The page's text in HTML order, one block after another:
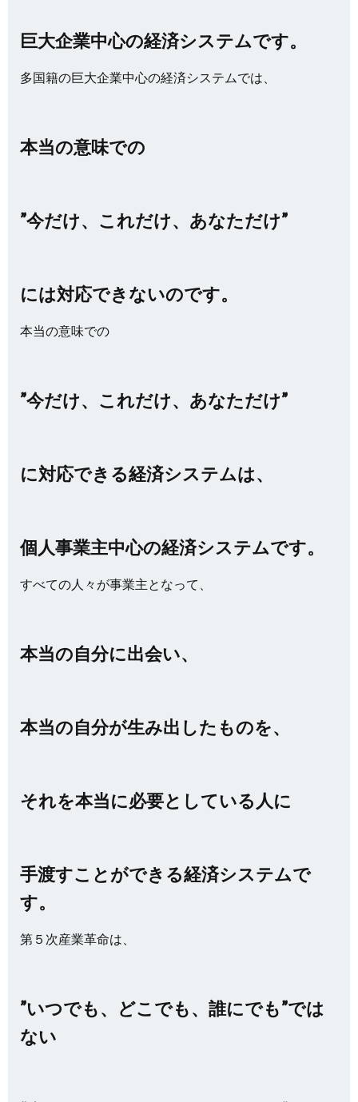
巨大企業中心の経済システムです。
多国籍の巨大企業中心の経済システムでは、
本当の意味での
”今だけ、これだけ、あなただけ”
には対応できないのです。
本当の意味での
”今だけ、これだけ、あなただけ”
に対応できる経済システムは、
個人事業主中心の経済システムです。
すべての人々が事業主となって、
本当の自分に出会い、
本当の自分が生み出したものを、
それを本当に必要としている人に
手渡すことができる経済システムで
す。
第５次産業革命は、
”いつでも、どこでも、誰にでも”では
ない